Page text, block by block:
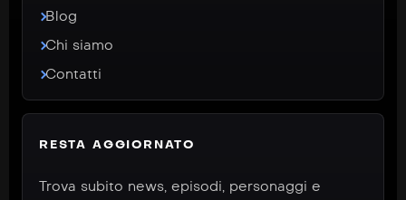
Blog
Chi siamo
Contatti
RESTA AGGIORNATO
Trova subito news, episodi, personaggi e